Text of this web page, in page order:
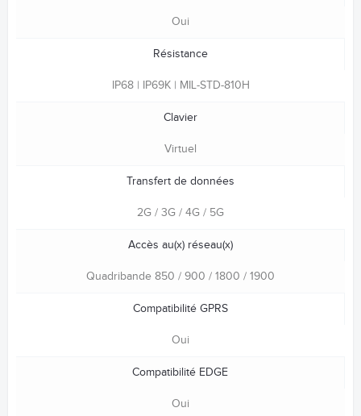
Oui
Résistance
IP68 | IP69K | MIL-STD-810H
Clavier
Virtuel
Transfert de données
2G / 3G / 4G / 5G
Accès au(x) réseau(x)
Quadribande 850 / 900 / 1800 / 1900
Compatibilité GPRS
Oui
Compatibilité EDGE
Oui